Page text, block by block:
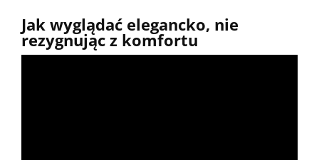
Jak wyglądać elegancko, nie
rezygnując z komfortu